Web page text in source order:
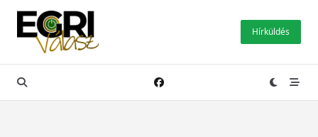
Skip
content
Hírküldés